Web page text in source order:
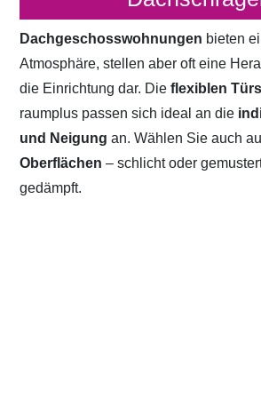
Dachgeschosswohnungen bieten
Atmosphäre, stellen aber oft eine
die Einrichtung dar. Dieflexiblen
raumplus passen sich ideal an die
und Neigung an. Wählen Sie auch
Oberflächen – schlicht oder
gedämpft.